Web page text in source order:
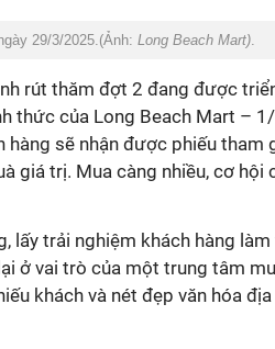
29/3/2025.(Ảnh: Long Beach Mart).
rút thăm đợt 2 đang được
thức của Long Beach Mart – 1/
sẽ nhận được phiếu tham
giá trị. Mua càng nhiều, cơ hội
lấy trải nghiệm khách hàng
ở vai trò của một trung tâm
khách và nét đẹp văn hóa